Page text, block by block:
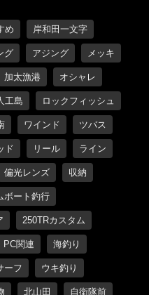
め 岸和田一文字
グ アジング メッキ
加太漁港 オシャレ
工島 ロックフィッシュ
ワインド ツバス
ド リール ライン
偏光レンズ 収納
ボート釣行
250TRカスタム
PC関連 海釣り
ーフ ウキ釣り
北山田 自衛隊前